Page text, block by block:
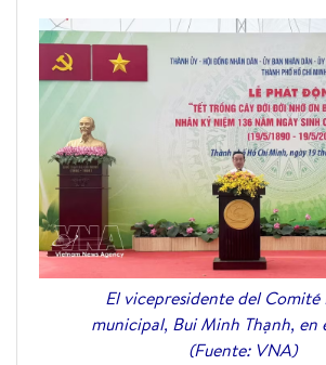
El vicepresidente del Comité
municipal, Bui Minh Thạnh, en
(Fuente: VNA)